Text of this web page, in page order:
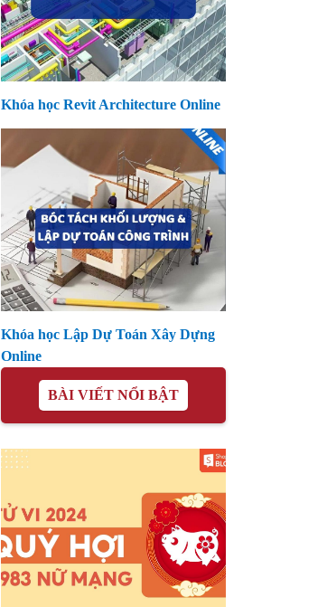
Khóa học Revit Architecture Online
Khóa học Lập Dự Toán Xây Dựng
Online
BÀI VIẾT NỔI BẬT